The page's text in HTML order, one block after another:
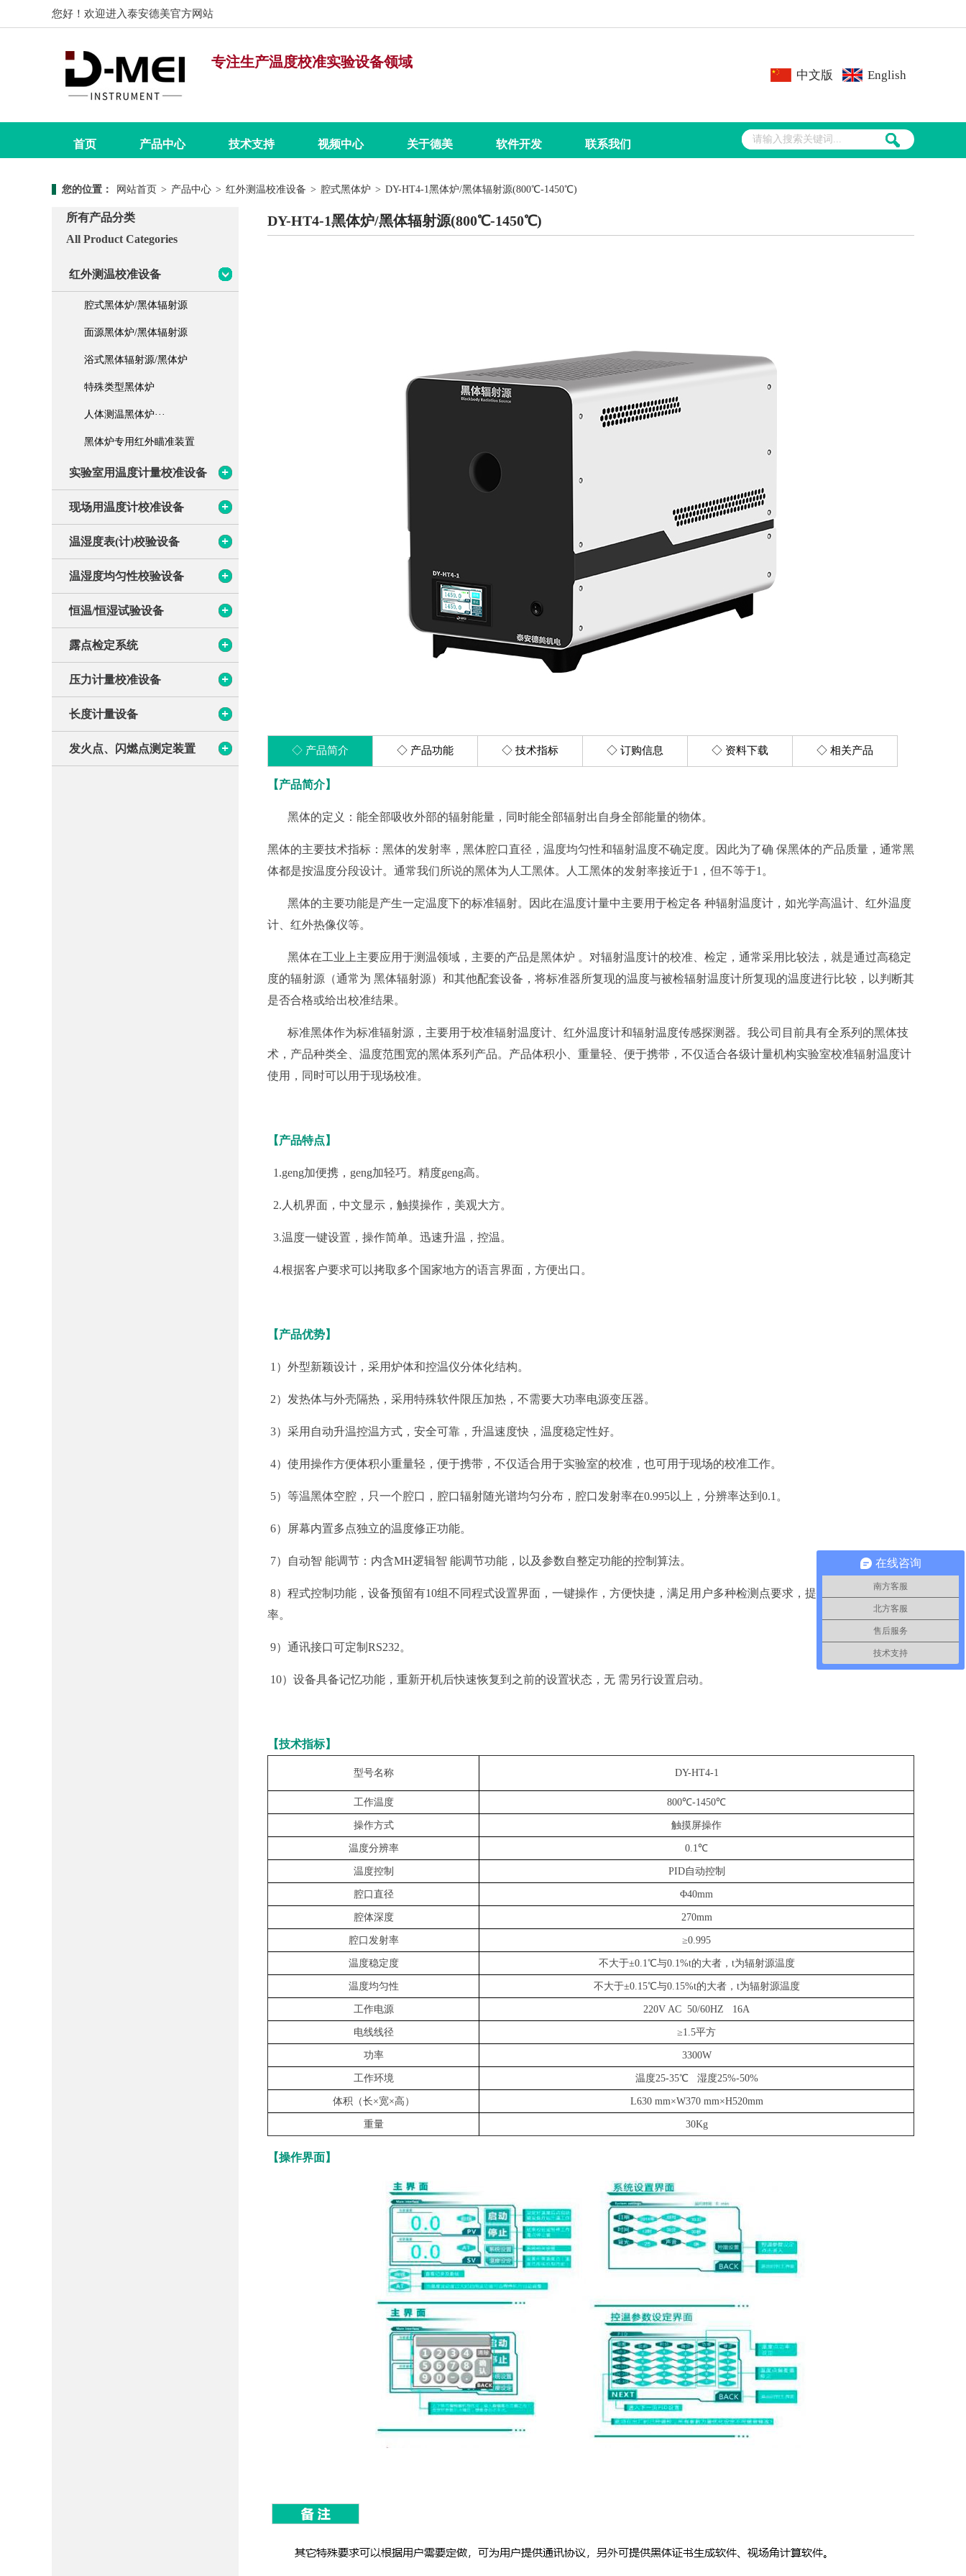
您好！欢迎进入泰安德美官方网站
专注生产温度校准实验设备领域
中文版 English
首页 产品中心
产品分类
实验室用温度计量校准设备
现场用温度计校准设备
红外测温校准设备
温湿度表(计)校验设备
恒温/恒湿试验设备
露点检定系统
压力计量校准设备
长度计量设备
发火点、闪燃点测定装置
实验室用温度计量校准设备
热电偶/热电阻自动检定系统
DY-THL01热电偶退火炉
DY-KW智能控温仪
DY-RTS05制冷恒温槽（0℃～105℃）
DY-RTS30制冷恒温槽（-30℃-105℃）
DY-RTS40制冷恒温槽（-40℃-105℃）
DY-RTS60制冷恒温槽（-60℃-105℃）
DY-RTS80高精度制冷恒温槽（-80℃-105℃）
DY-HTS300M便携式恒温油槽（70℃-300℃）
DY-RTS30M便携式制冷恒温槽（-30℃-95℃）
DY-06玻璃液体温度计读数装置
水三相点瓶制冻与保存装置
DY-05水三相点瓶冻制保存装置
零点恒温器
高精度表面温度校验仪
高精度表面温度校验仪
热管型高精度恒温槽
DY-YC-550高精度恒温盐槽（160℃～550（600℃））
DY-RG热管型恒温槽
现场用温度计校准设备
超低温干体炉/干体温度校验炉
DY-GTL-D超低温干体温度校验炉（-100℃-40℃）
DY-GTL-D超低温干体温度校验炉（-80℃-40℃）
DY-GTL-D超低温干体温度校验炉（-60℃-40℃）
DY-GTL150XA-1干体式温度校验炉(-30℃—150℃)
DY-GTL650XA干体温度校验炉（50℃-650℃）
DY-GTL150XA-3干体式温度校验炉(-45℃~100℃)
DY-GTL150XA-4便携干式温度校验炉/干井炉
DY-GTLB变压器油面温度计检测装置（-20℃-150℃）
高精度数字温度计
DY-69高精度数字温度计（-50～450℃）
红外测温校准设备
腔式黑体炉/黑体辐射源
DY-HT4A黑体炉/黑体辐射源(800℃-1700℃)
DY-HT1低温黑体炉/黑体辐射源(-30℃-80℃)
DY-HT4-1黑体炉/黑体辐射源(800℃-1450℃)
DY-HT3000黑体炉/黑体辐射源(800℃-3000℃)
便携智能多面黑体炉DY-HT70MD（室温+5-150℃）
DY-HT1M低温面源黑体炉,辐射面100mm···
DY-HT2M-150中温面源黑体炉,辐射面150mm···
DY-HT200M面源黑体炉,辐射面200MM
DY-HT1MA低温面源黑体炉,辐射面100mm
DY-HT2M-70小尺寸高精度面源黑体炉(辐射面70mm)
DY-HT1M-70小尺寸高精度面源黑体炉(辐射面70mm)
DY-HT2MF-150中温面源黑体炉,辐射面150mm
DY-HT1MF-150中温面源黑体炉,辐射面150mm
DY-HT2MF-200面源黑体炉,辐射面200MM
DY-HT1M-400中温面源黑体炉,辐射面400mm
DY-HTX7低温面源黑体炉,辐射面30mm（-20℃-40℃）
DY-HT1M-200一体面源黑体炉/黑体辐射源
DY-HT2MF-500大面源黑体炉
浴式黑体辐射源/黑体炉
DY-HT1-MF200面源黑体炉，辐射面200mm
DY-HT1-MF150面源黑体炉，辐射面150mm
DY-HT1-MF100面源黑体炉，辐射面100mm
DY-HT1-Y低温浴式参考黑体辐射源|黑体炉(-30-100℃)
DY-HT1-Y低温浴式参考黑体辐射源|黑体炉(-80-100℃)
DY-HT1-Y低温浴式参考黑体辐射源|黑体炉(-50-100℃)
特殊类型黑体炉
人体测温黑体炉/体温枪专用黑体炉
DY-HTX1热成像红外测温校准设备(35℃~45℃)
DY-HTX2热成像红外测温校准设备(35℃~45℃)
DY-HTX3嵌入式黑体炉/红外测温黑体(35℃~45℃)
DY-HTX4芯片式热成像配套黑体(室温+5℃~45℃)
DY-HTX5测量人体用热成像配套微型黑体辐射源
黑体炉专用红外瞄准装置
DY-HTJ1半自动黑体炉专用红外瞄准装置/红外辐射温度计移
温湿度表(计)校验设备
温湿度检定箱
DY-WSX02温湿度检定箱
DY-WSX03温湿度检定箱
露点仪/通风干湿表
湿度发生器/干烘供气设备
技术支持 视频中心 关于德美
行业案例
软件开发 联系我们
您的位置： 网站首页 > 产品中心 > 红外测温校准设备 > 腔式黑体炉 > DY-HT4-1黑体炉/黑体辐射源(800℃-1450℃)
所有产品分类
All Product Categories
红外测温校准设备
腔式黑体炉/黑体辐射源
面源黑体炉/黑体辐射源
浴式黑体辐射源/黑体炉
特殊类型黑体炉
人体测温黑体炉···
黑体炉专用红外瞄准装置
实验室用温度计量校准设备
现场用温度计校准设备
温湿度表(计)校验设备
温湿度均匀性校验设备
恒温/恒湿试验设备
露点检定系统
压力计量校准设备
长度计量设备
发火点、闪燃点测定装置
DY-HT4-1黑体炉/黑体辐射源(800℃-1450℃)
◇ 产品简介 ◇ 产品功能 ◇ 技术指标 ◇ 订购信息 ◇ 资料下载 ◇ 相关产品
【产品简介】
黑体的定义：能全部吸收外部的辐射能量，同时能全部辐射出自身全部能量的物体。
黑体的主要技术指标：黑体的发射率，黑体腔口直径，温度均匀性和辐射温度不确定度。因此为了确 保黑体的产品质量，通常黑
体都是按温度分段设计。通常我们所说的黑体为人工黑体。人工黑体的发射率接近于1，但不等于1。
黑体的主要功能是产生一定温度下的标准辐射。因此在温度计量中主要用于检定各 种辐射温度计，如光学高温计、红外温度
计、红外热像仪等。
黑体在工业上主要应用于测温领域，主要的产品是黑体炉 。对辐射温度计的校准、检定，通常采用比较法，就是通过高稳定
度的辐射源（通常为 黑体辐射源）和其他配套设备，将标准器所复现的温度与被检辐射温度计所复现的温度进行比较，以判断其
是否合格或给出校准结果。
标准黑体作为标准辐射源，主要用于校准辐射温度计、红外温度计和辐射温度传感探测器。我公司目前具有全系列的黑体技
术，产品种类全、温度范围宽的黑体系列产品。产品体积小、重量轻、便于携带，不仅适合各级计量机构实验室校准辐射温度计
使用，同时可以用于现场校准。
【产品特点】
1.geng加便携，geng加轻巧。精度geng高。
2.人机界面，中文显示，触摸操作，美观大方。
3.温度一键设置，操作简单。迅速升温，控温。
4.根据客户要求可以拷取多个国家地方的语言界面，方便出口。
【产品优势】
1）外型新颖设计，采用炉体和控温仪分体化结构。
2）发热体与外壳隔热，采用特殊软件限压加热，不需要大功率电源变压器。
3）采用自动升温控温方式，安全可靠，升温速度快，温度稳定性好。
4）使用操作方便体积小重量轻，便于携带，不仅适合用于实验室的校准，也可用于现场的校准工作。
5）等温黑体空腔，只一个腔口，腔口辐射随光谱均匀分布，腔口发射率在0.995以上，分辨率达到0.1。
6）屏幕内置多点独立的温度修正功能。
7）自动智 能调节：内含MH逻辑智 能调节功能，以及参数自整定功能的控制算法。
8）程式控制功能，设备预留有10组不同程式设置界面，一键操作，方便快捷，满足用户多种检测点要求，提 高用户的检测效
率。
9）通讯接口可定制RS232。
10）设备具备记忆功能，重新开机后快速恢复到之前的设置状态，无 需另行设置启动。
【技术指标】
型号名称 DY-HT4-1
工作温度 800℃-1450℃
操作方式 触摸屏操作
温度分辨率 0.1℃
温度控制 PID自动控制
腔口直径 Φ40mm
腔体深度 270mm
腔口发射率 ≥0.995
温度稳定度 不大于±0.1℃与0.1%t的大者，t为辐射源温度
温度均匀性 不大于±0.15℃与0.15%t的大者，t为辐射源温度
工作电源 220V AC 50/60HZ 16A
电线线径 ≥1.5平方
功率 3300W
工作环境 温度25-35℃ 湿度25%-50%
体积（长×宽×高） L630 mm×W370 mm×H520mm
重量 30Kg
【操作界面】
在线咨询
南方客服
北方客服
售后服务
技术支持